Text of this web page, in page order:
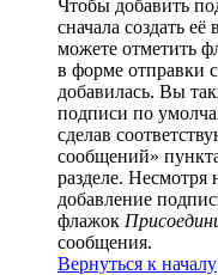
Чтобы добавить
сначала создать
можете отметить
в форме отправки
добавилась. Вы
подписи по
сделав
сообщений»
разделе. Несмотря
добавление
флажок
сообщения.
Вернуться к началу